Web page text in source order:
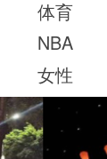
体育
NBA
女性